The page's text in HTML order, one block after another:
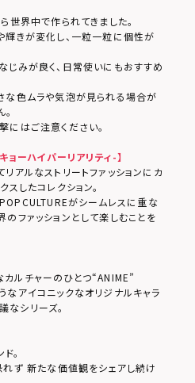
世界中で作られてきました。
輝きが変化し、一粒一粒に個性が
じみが良く、日常使いにもおすすめ
な色ムラや気泡が見られる場合が
はご注意ください。
ーハイパーリアリティ-】
アルなストリートファッションにカ
スしたコレクション。
がシームレスに重な
ファッションとして楽しむことを
ルチャーのひとつ“ANIME”
アイコニックなオリジナルキャラ
シリーズ。
。
れず 新たな価値観をシェアし続け